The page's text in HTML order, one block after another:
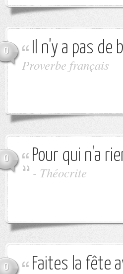
0 Il n'y a pas
Proverbe français
0 Pour qui n'a
- Théocrite
0
Faites la fête